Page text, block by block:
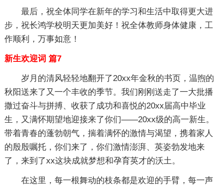
最后，祝全体同学在新年的学习和生活中取得更大进
步，祝长鸿学校明天更加美好！祝全体教师身体健康，工
作顺利，万事如意！
新生欢迎词 篇7
岁月的清风轻轻地翻开了20xx年金秋的书页，温煦的
秋阳送来了又一个丰收的季节。我们刚刚送走了一大批播
撒过奋斗与拼搏、收获了成功和喜悦的20xx届高中毕业
生，又满怀期望地迎接来了你们——20xx级的高一新生。
带着青春的蓬勃朝气，揣着满怀的激情与渴望，携着家人
的殷殷嘱托，你们来了，你们激情澎湃、英姿勃发地来
了，来到了xx这块成就梦想和孕育英才的沃土。
在这里，每一根舞动的枝条都是欢迎的手臂，每一声